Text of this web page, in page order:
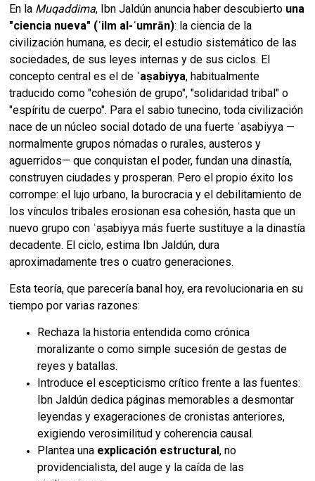
En la Muqaddima, Ibn Jaldún anuncia haber descubierto una
"ciencia nueva" (ʿilm al-ʿumrān): la ciencia de la
civilización humana, es decir, el estudio sistemático de las
sociedades, de sus leyes internas y de sus ciclos. El
concepto central es el de ʿaṣabiyya, habitualmente
traducido como "cohesión de grupo", "solidaridad tribal" o
"espíritu de cuerpo". Para el sabio tunecino, toda civilización
nace de un núcleo social dotado de una fuerte ʿaṣabiyya —
normalmente grupos nómadas o rurales, austeros y
aguerridos— que conquistan el poder, fundan una dinastía,
construyen ciudades y prosperan. Pero el propio éxito los
corrompe: el lujo urbano, la burocracia y el debilitamiento de
los vínculos tribales erosionan esa cohesión, hasta que un
nuevo grupo con ʿaṣabiyya más fuerte sustituye a la dinastía
decadente. El ciclo, estima Ibn Jaldún, dura
aproximadamente tres o cuatro generaciones.
Esta teoría, que parecería banal hoy, era revolucionaria en su
tiempo por varias razones:
Rechaza la historia entendida como crónica
moralizante o como simple sucesión de gestas de
reyes y batallas.
Introduce el escepticismo crítico frente a las fuentes:
Ibn Jaldún dedica páginas memorables a desmontar
leyendas y exageraciones de cronistas anteriores,
exigiendo verosimilitud y coherencia causal.
Plantea una explicación estructural, no
providencialista, del auge y la caída de las